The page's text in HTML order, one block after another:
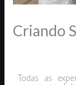
Criando
Todas as